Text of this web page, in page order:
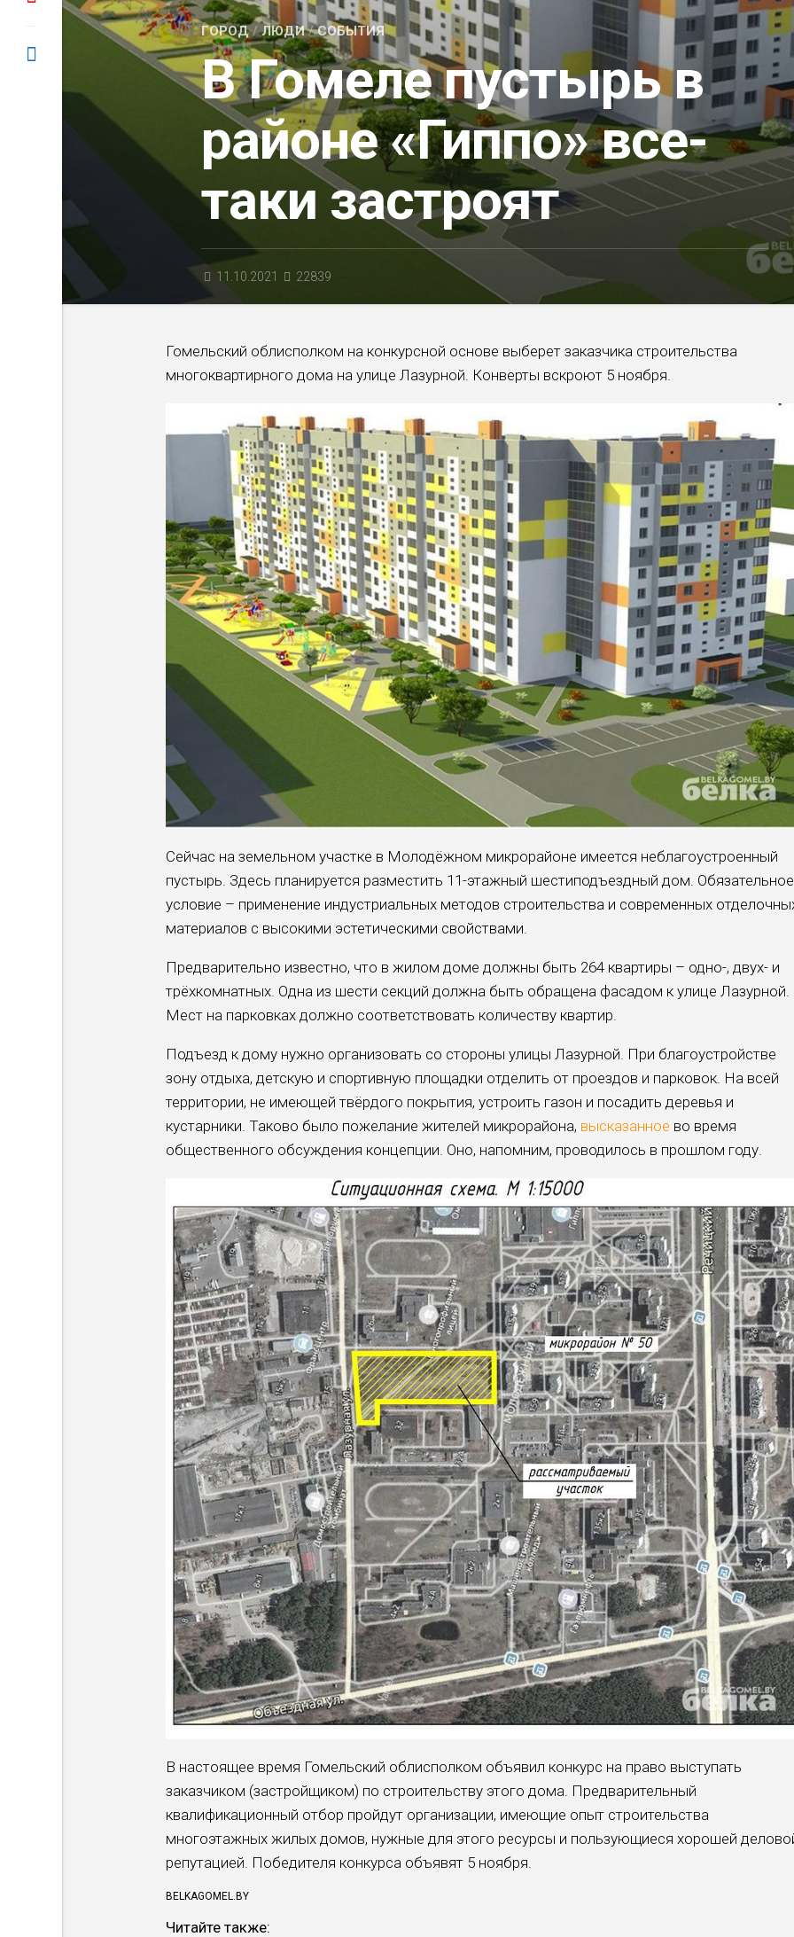
ГОРОД/ЛЮДИ/СОБЫТИЯ
В Гомеле пустырь в
районе «Гиппо» все-
таки застроят
11.10.2021 22839
Гомельский облисполком на конкурсной основе выберет заказчика строительства
многоквартирного дома на улице Лазурной. Конверты вскроют 5 ноября.
Сейчас на земельном участке в Молодёжном микрорайоне имеется неблагоустроенный
пустырь. Здесь планируется разместить 11-этажный шестиподъездный дом. Обязательное
условие – применение индустриальных методов строительства и современных
материалов с высокими эстетическими свойствами.
Предварительно известно, что в жилом доме должны быть 264 квартиры – одно-, двух- и
трёхкомнатных. Одна из шести секций должна быть обращена фасадом к улице Лазурной.
Мест на парковках должно соответствовать количеству квартир.
Подъезд к дому нужно организовать со стороны улицы Лазурной. При благоустройстве
зону отдыха, детскую и спортивную площадки отделить от проездов и парковок. На всей
территории, не имеющей твёрдого покрытия, устроить газон и посадить деревья и
кустарники. Таково было пожелание жителей микрорайона, высказанное во время
общественного обсуждения концепции. Оно, напомним, проводилось в прошлом году.
В настоящее время Гомельский облисполком объявил конкурс на право выступать
заказчиком (застройщиком) по строительству этого дома. Предварительный
квалификационный отбор пройдут организации, имеющие опыт строительства
многоэтажных жилых домов, нужные для этого ресурсы и пользующиеся хорошей
репутацией. Победителя конкурса объявят 5 ноября.
BELKAGOMEL.BY
Читайте также: